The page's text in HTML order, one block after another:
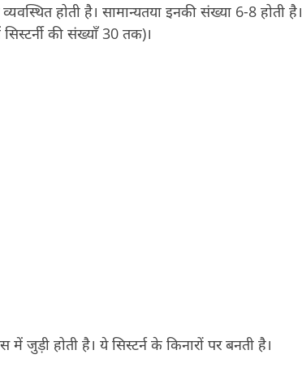
होती है। सामान्यतया इनकी संख्या 6-8 होती है।
की संख्याँ 30 तक)।
जुड़ी होती है। ये सिस्टर्न के किनारों पर बनती है।